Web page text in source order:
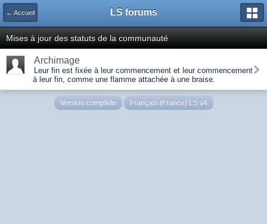
← Accueil LS forums
Mises à jour des statuts de la communauté
Archimage
Leur fin est fixée à leur commencement et leur commencement
à leur fin, comme une flamme attachée à une braise.
Version complète Français (France) LS v4